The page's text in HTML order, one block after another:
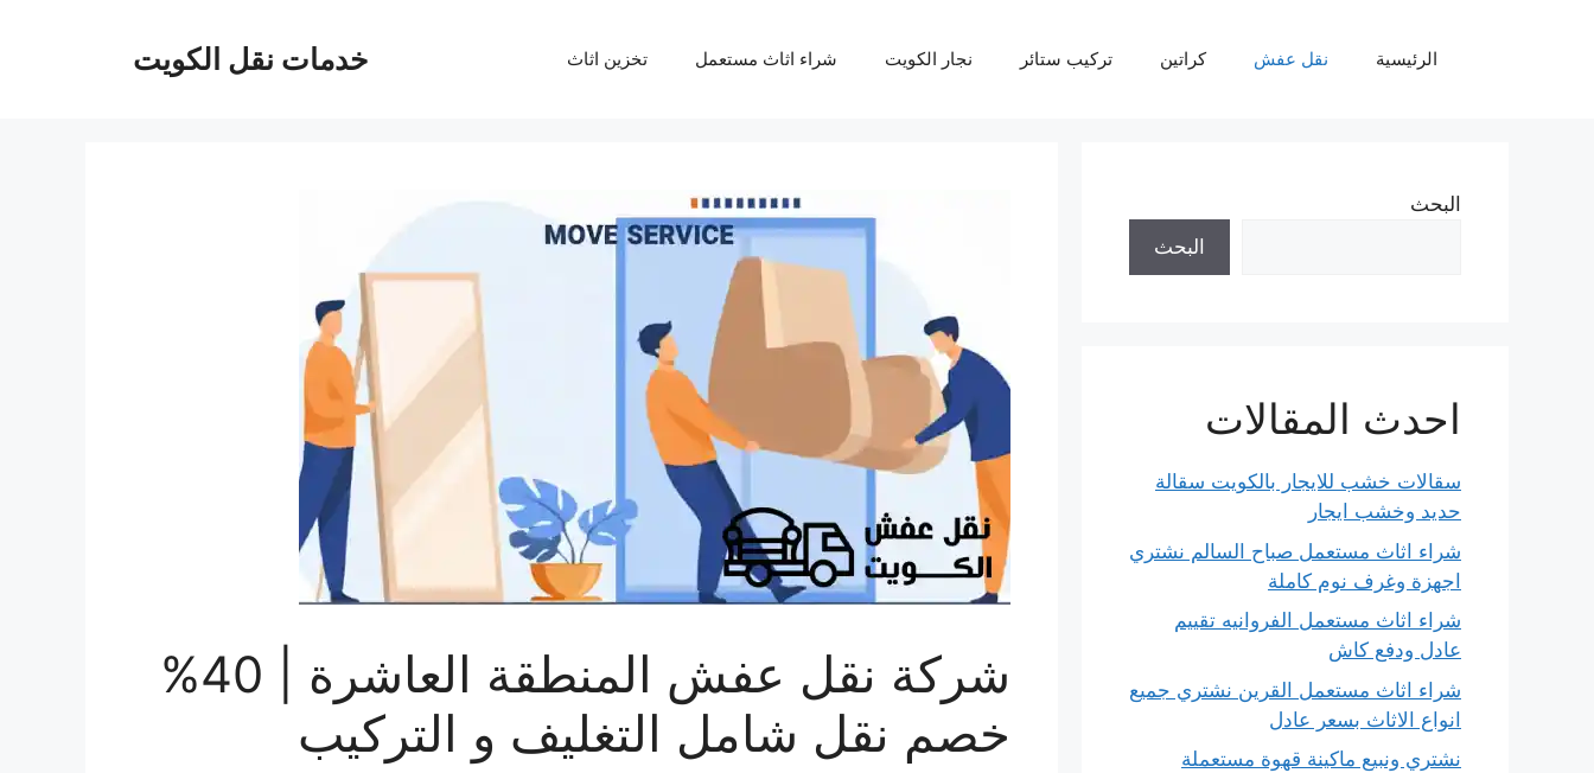
خدمات نقل الكويت الرئيسية نقل عفش كراتين تركيب ستائر نجار الكويت شراء اثاث مستعمل تخزين اثاث
شركة نقل عفش المنطقة العاشرة | 40%
خصم نقل شامل التغليف و التركيب
البحث
البحث
احدث المقالات
سقالات خشب للايجار بالكويت سقالة
حديد وخشب ايجار
شراء اثاث مستعمل صباح السالم نشتري
اجهزة وغرف نوم كاملة
شراء اثاث مستعمل الفروانيه تقييم
عادل ودفع كاش
شراء اثاث مستعمل القرين نشتري جميع
انواع الاثاث بسعر عادل
نشتري ونبيع ماكينة قهوة مستعملة